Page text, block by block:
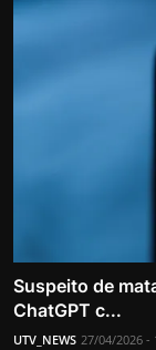
Suspeito de
ChatGPT c...
UTV_NEWS 27/04/2026 -